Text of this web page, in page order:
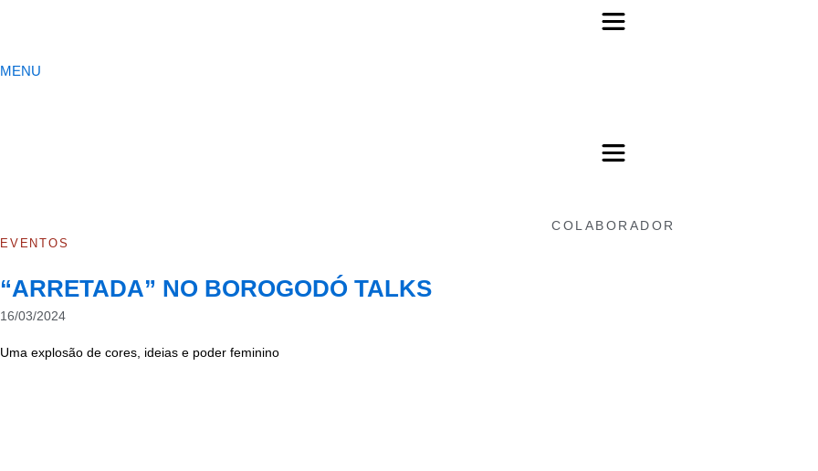
MENU
COLABORADOR
EVENTOS
“ARRETADA” NO BOROGODÓ TALKS
16/03/2024
Uma explosão de cores, ideias e poder feminino